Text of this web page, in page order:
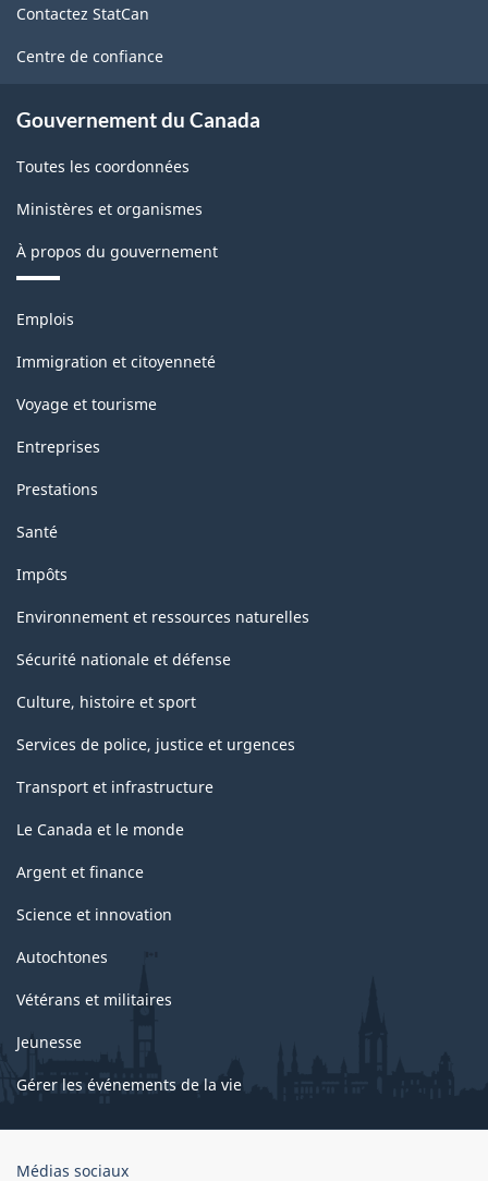
version
1.0
Structure
de
la
classification
ce
site
Contactez StatCan
Centre de confiance
Gouvernement du Canada
Toutes les coordonnées
Ministères et organismes
À propos du gouvernement
Thèmes
sujets
Emplois
Immigration et citoyenneté
Voyage et tourisme
Entreprises
Prestations
Santé
Impôts
Environnement et ressources naturelles
Sécurité nationale et défense
Culture, histoire et sport
Services de police, justice et urgences
Transport et infrastructure
Le Canada et le monde
Argent et finance
Science et innovation
Autochtones
Vétérans et militaires
Jeunesse
Gérer les événements de la vie
Organisation
Médias sociaux